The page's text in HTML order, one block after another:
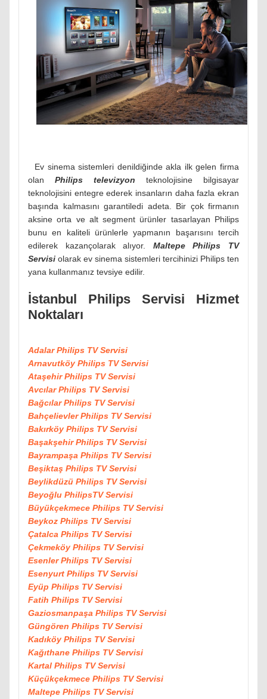
Ev sinema sistemleri denildiğinde akla ilk gelen firma
olan Philips televizyon teknolojisine bilgisayar
teknolojisini entegre ederek insanların daha fazla ekran
başında kalmasını garantiledi adeta. Bir çok firmanın
aksine orta ve alt segment ürünler tasarlayan Philips
bunu en kaliteli ürünlerle yapmanın başarısını tercih
edilerek kazançolarak alıyor.
Maltepe Philips TV
Servisi olarak ev sinema sistemleri tercihinizi Philips ten
yana kullanmanız tevsiye edilir.
İstanbul Philips Servisi Hizmet
Noktaları
Adalar Philips TV Servisi
Arnavutköy Philips TV Servisi
Ataşehir Philips TV Servisi
Avcılar Philips TV Servisi
Bağcılar Philips TV Servisi
Bahçelievler Philips TV Servisi
Bakırköy Philips TV Servisi
Başakşehir Philips TV Servisi
Bayrampaşa Philips TV Servisi
Beşiktaş Philips TV Servisi
Beylikdüzü Philips TV Servisi
Beyoğlu PhilipsTV Servisi
Büyükçekmece Philips TV Servisi
Beykoz Philips TV Servisi
Çatalca Philips TV Servisi
Çekmeköy Philips TV Servisi
Esenler Philips TV Servisi
Esenyurt Philips TV Servisi
Eyüp Philips TV Servisi
Fatih Philips TV Servisi
Gaziosmanpaşa Philips TV Servisi
Güngören Philips TV Servisi
Kadıköy Philips TV Servisi
Kağıthane Philips TV Servisi
Kartal Philips TV Servisi
Küçükçekmece Philips TV Servisi
Maltepe Philips TV Servisi